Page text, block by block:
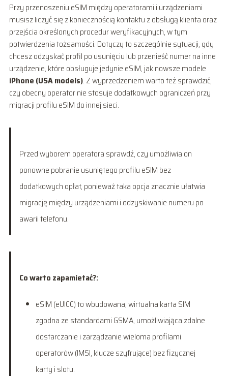
Przy przenoszeniu eSIM między operatorami i urządzeniami
musisz liczyć się z koniecznością kontaktu z obsługą klienta oraz
przejścia określonych procedur weryfikacyjnych, w tym
potwierdzenia tożsamości. Dotyczy to szczególnie sytuacji, gdy
chcesz odzyskać profil po usunięciu lub przenieść numer na inne
urządzenie, które obsługuje jedynie eSIM, jak nowsze modele
iPhone (USA models). Z wyprzedzeniem warto też sprawdzić,
czy obecny operator nie stosuje dodatkowych ograniczeń przy
migracji profilu eSIM do innej sieci.
Przed wyborem operatora sprawdź, czy umożliwia on
ponowne pobranie usuniętego profilu eSIM bez
dodatkowych opłat, ponieważ taka opcja znacznie ułatwia
migrację między urządzeniami i odzyskiwanie numeru po
awarii telefonu.
Co warto zapamietać?:
eSIM (eUICC) to wbudowana, wirtualna karta SIM
zgodna ze standardami GSMA, umożliwiająca zdalne
dostarczanie i zarządzanie wieloma profilami
operatorów (IMSI, klucze szyfrujące) bez fizycznej
karty i slotu.